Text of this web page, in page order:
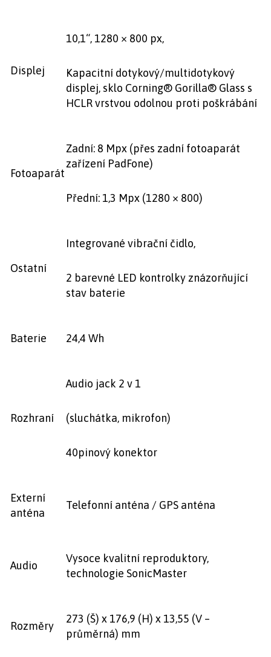
Displej
10,1“, 1280 × 800 px,
Kapacitní dotykový/multidotykový
displej, sklo Corning® Gorilla® Glass s
HCLR vrstvou odolnou proti poškrábání
Fotoaparát
Zadní: 8 Mpx (přes zadní fotoaparát
zařízení PadFone)
Přední: 1,3 Mpx (1280 × 800)
Ostatní
Integrované vibrační čidlo,
2 barevné LED kontrolky znázorňující
stav baterie
Baterie 24,4 Wh
Rozhraní
Audio jack 2 v 1
(sluchátka, mikrofon)
40pinový konektor
Externí
anténa
Telefonní anténa / GPS anténa
Audio
Vysoce kvalitní reproduktory,
technologie SonicMaster
Rozměry
273 (Š) x 176,9 (H) x 13,55 (V –
průměrná) mm